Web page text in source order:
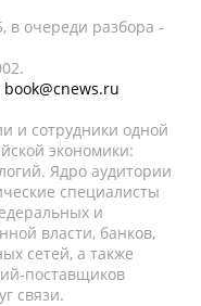
в очереди разбора -
book@cnews.ru
и сотрудники одной
экономики:
Ядро аудитории
специалисты
и
власти, банков,
сетей, а также
поставщиков
связи.